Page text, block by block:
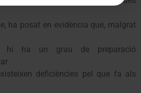
ha posat en evidència que, malgrat
hi ha un grau de preparació
deficiències pel que fa als